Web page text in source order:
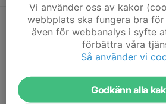
19:00
20:30
Träning Pojkar 2013
Fäladshallen C
Träning vit Flickor U17
Damer
Vi använder oss av kakor
webbplats ska fungera bra
även för webbanalys i syfte
förbättra våra
Så använder vi
Godkänn alla